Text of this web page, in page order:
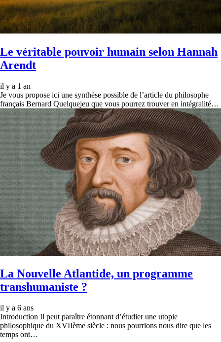
Le véritable pouvoir humain selon Hannah
Arendt
il y a 1 an
Je vous propose ici une synthèse possible de l’article du philosophe
français Bernard Quelquejeu que vous pourrez trouver en intégralité…
La Nouvelle Atlantide, un programme
transhumaniste ?
il y a 6 ans
Introduction Il peut paraître étonnant d’étudier une utopie
philosophique du XVIIème siècle : nous pourrions nous dire que les
temps ont…